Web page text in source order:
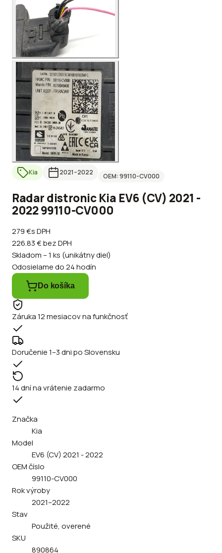
Kia 2021–2022 OEM:99110-CV000
Radar distronic Kia EV6 (CV) 2021 -
2022 99110-CV000
279 €s DPH
226.83 €bez DPH
Skladom – 1 ks (unikátny diel)
Odosielame do 24 hodín
Do košíka
Záruka 12 mesiacov na funkčnosť
Doručenie 1–3 dni po Slovensku
14 dní na vrátenie zadarmo
Značka
Kia
Model
EV6 (CV) 2021 - 2022
OEM číslo
99110-CV000
Rok výroby
2021–2022
Stav
Použité, overené
SKU
890864